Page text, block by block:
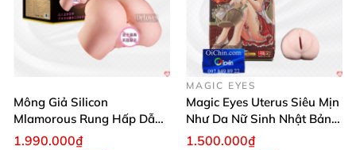
Mông Giả Silicon
Mlamorous Rung Hấp Dẫn
Tăng Khoái Cảm Mạnh
1.990.000₫
MAGIC EYES
Magic Eyes Uterus Siêu Mịn
Như Da Nữ Sinh Nhật Bản
Mềm Mại
1.500.000₫